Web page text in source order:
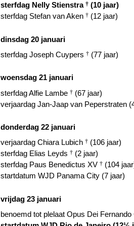
sterfdag Nelly Stienstra † (10 jaar)
sterfdag Stefan van Aken † (12 jaar)
dinsdag 20 januari
sterfdag Joseph Cuypers † (77 jaar)
woensdag 21 januari
sterfdag Alfie Lambe † (67 jaar)
verjaardag Jan-Jaap van Peperstraten
donderdag 22 januari
verjaardag Chiara Lubich † (106 jaar)
sterfdag Elias Leyds † (2 jaar)
sterfdag Paus Benedictus XV † (104
startdatum WJD Panama City (7 jaar)
vrijdag 23 januari
benoemd tot plelaat Opus Dei